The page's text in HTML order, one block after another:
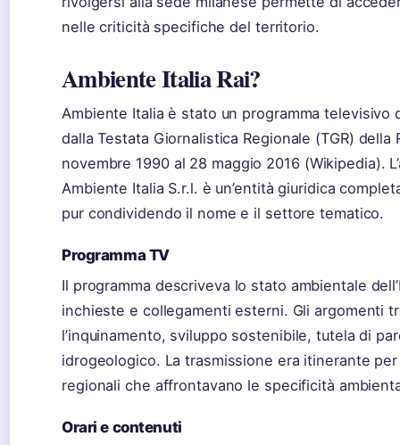
nelle criticità specifiche del territorio.
Ambiente Italia Rai?
Ambiente Italia è stato un programma
dalla Testata Giornalistica Regionale (TGR) della
novembre 1990 al 28 maggio 2016 (Wikipedia).
Ambiente Italia S.r.l. è un’entità giuridica
pur condividendo il nome e il settore tematico.
Programma TV
Il programma descriveva lo stato ambientale
inchieste e collegamenti esterni. Gli argomenti
l’inquinamento, sviluppo sostenibile, tutela di
idrogeologico. La trasmissione era itinerante
regionali che affrontavano le specificità
Orari e contenuti